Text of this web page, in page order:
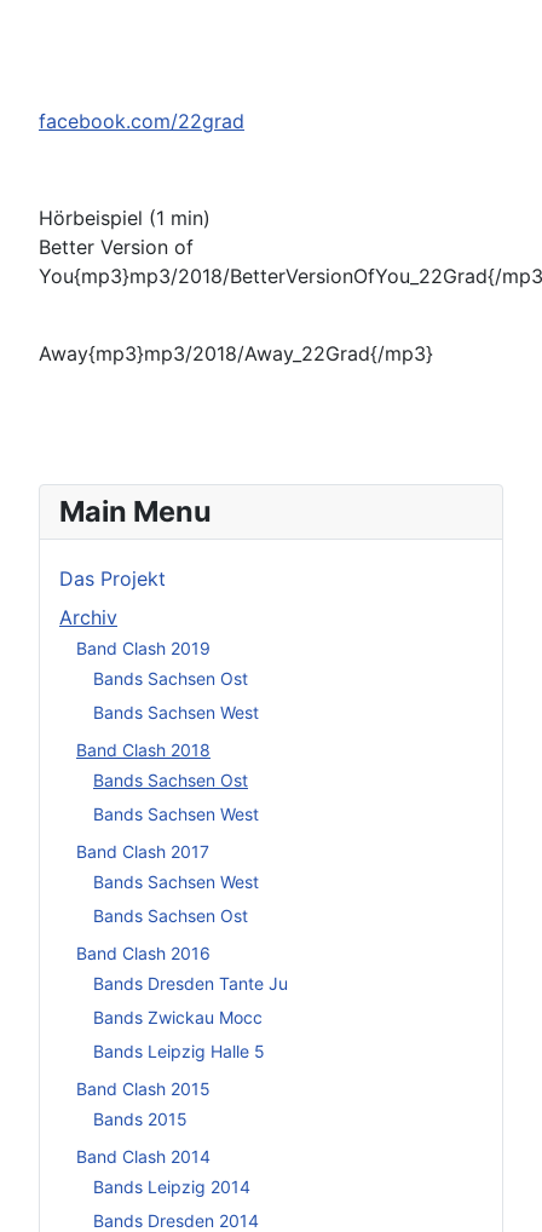
Main Menu
Das Projekt
Archiv
Band Clash 2019
Bands Sachsen Ost
Bands Sachsen West
Band Clash 2018
Bands Sachsen Ost
Bands Sachsen West
Band Clash 2017
Bands Sachsen West
Bands Sachsen Ost
Band Clash 2016
Bands Dresden Tante Ju
Bands Zwickau Mocc
Bands Leipzig Halle 5
Band Clash 2015
Bands 2015
Band Clash 2014
Bands Leipzig 2014
Bands Dresden 2014
facebook.com/22grad
Hörbeispiel (1 min)
Better Version of
You{mp3}mp3/2018/BetterVersionOfYou_22Grad{/
Away{mp3}mp3/2018/Away_22Grad{/mp3}